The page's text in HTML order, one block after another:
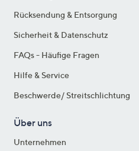
Rücksendung & Entsorgung
Sicherheit & Datenschutz
FAQs - Häufige Fragen
Hilfe & Service
Beschwerde/ Streitschlichtung
Über uns
Unternehmen